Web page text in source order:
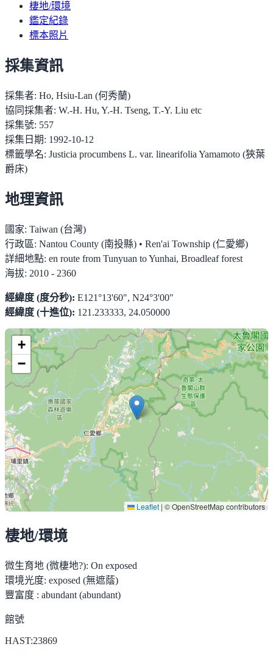
棲地/環境
鑑定紀錄
標本照片
採集資訊
採集者: Ho, Hsiu-Lan (何秀蘭)
協同採集者: W.-H. Hu, Y.-H. Tseng, T.-Y. Liu etc
採集號: 557
採集日期: 1992-10-12
標籤學名: Justicia procumbens L. var. linearifolia Yamamoto (狹葉
爵床)
地理資訊
國家: Taiwan (台灣)
行政區: Nantou County (南投縣) • Ren'ai Township (仁愛鄉)
詳細地點: en route from Tunyuan to Yunhai, Broadleaf forest
海拔: 2010 - 2360
經緯度 (度分秒): E121°13'60", N24°3'00"
經緯度 (十進位): 121.233333, 24.050000
+
−
Leaflet | © OpenStreetMap contributors
棲地/環境
微生育地 (微棲地?): On exposed
環境光度: exposed (無遮蔭)
豐富度 : abundant (abundant)
館號
HAST:23869